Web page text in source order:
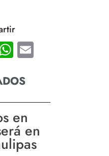
WhatsApp
en
en